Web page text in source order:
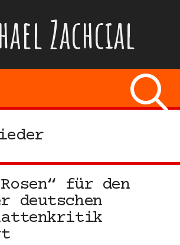
Zachcial
für den
deutschen